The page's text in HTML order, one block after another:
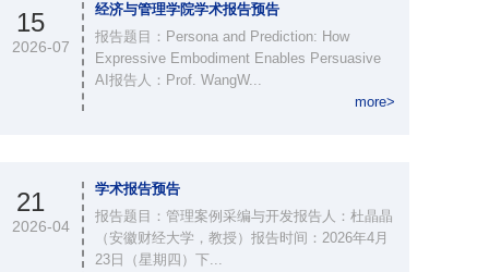
15
2026-07
经济与管理学院学术报告预告
报告题目：Persona and Prediction: How
Expressive Embodiment Enables Persuasive
AI报告人：Prof. WangW...
more>
21
2026-04
学术报告预告
报告题目：管理案例采编与开发报告人：杜晶晶
（安徽财经大学，教授）报告时间：2026年4月
23日（星期四）下...